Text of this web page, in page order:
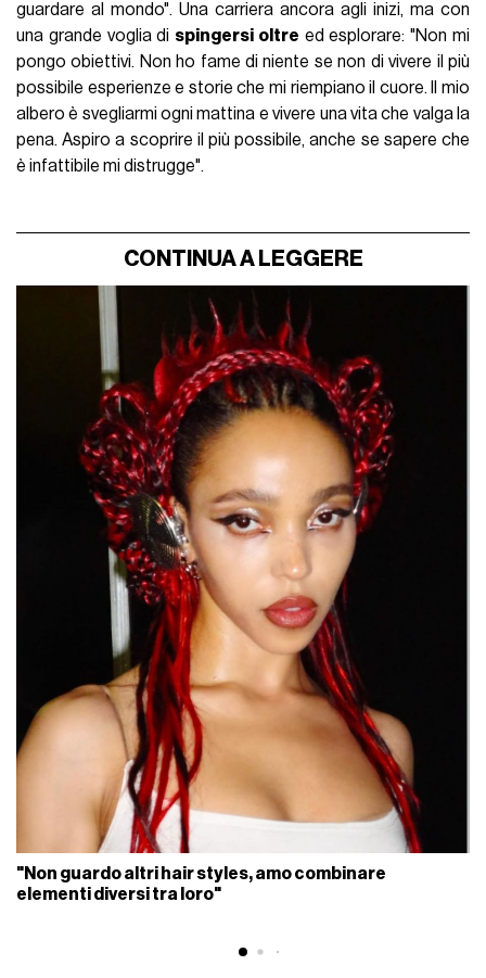
guardare al mondo". Una carriera ancora agli inizi, ma con
una grande voglia di spingersi oltre ed esplorare: "Non mi
pongo obiettivi. Non ho fame di niente se non di vivere il più
possibile esperienze e storie che mi riempiano il cuore. Il mio
albero è svegliarmi ogni mattina e vivere una vita che valga la
pena. Aspiro a scoprire il più possibile, anche se sapere che
è infattibile mi distrugge".
CONTINUA A LEGGERE
"Non guardo altri hair styles, amo combinare
elementi diversi tra loro"